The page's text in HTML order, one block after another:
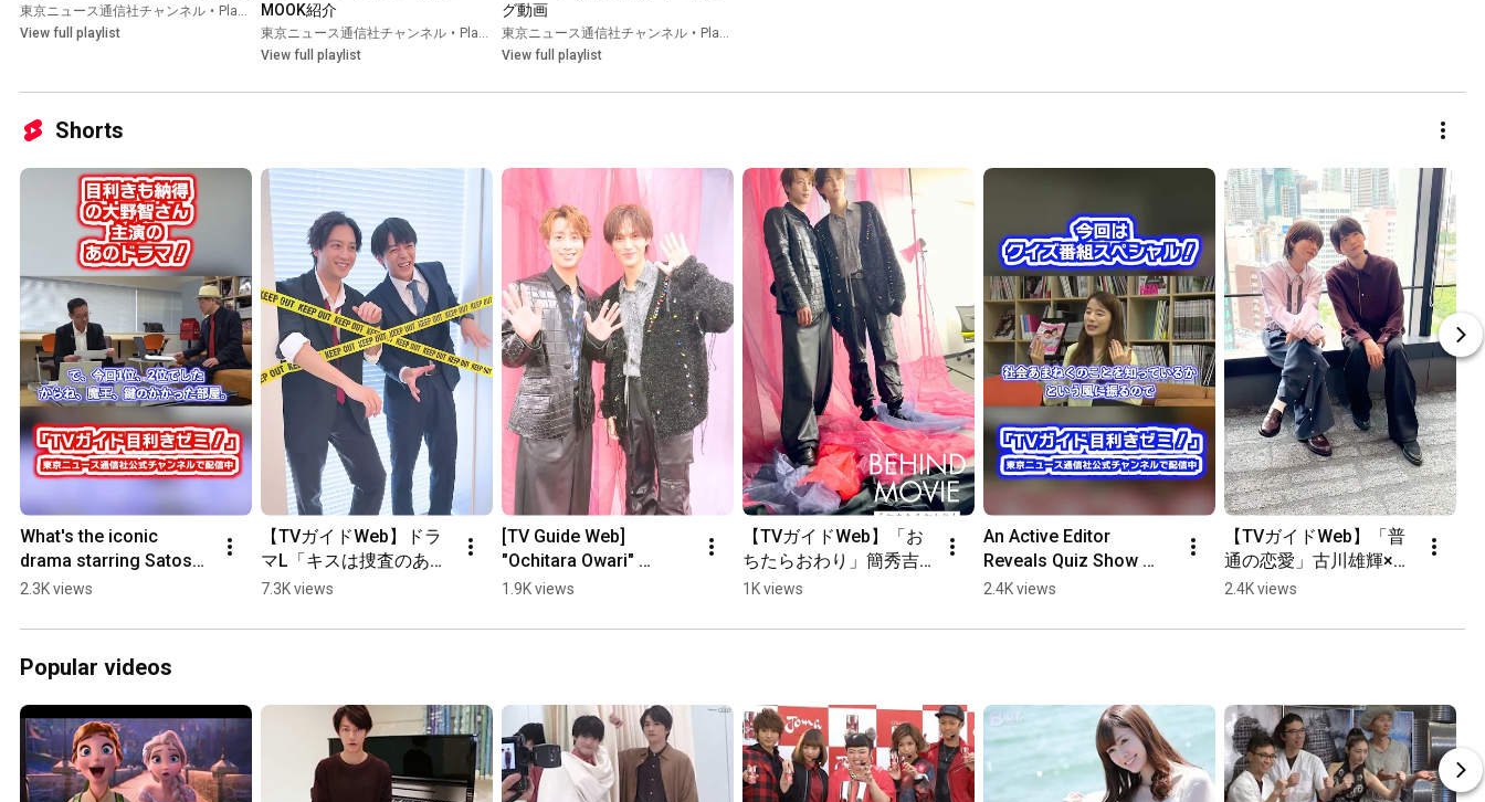
東京ニュース通信社チャンネル • Playlist
View full playlist
MOOK紹介
東京ニュース通信社チャンネル • Playlist
View full playlist
グ動画
東京ニュース通信社チャンネル • Playlist
View full playlist
Shorts
What's the iconic
drama starring Satoshi
Ohno that even the
#Arashi #TVGuide...
2.3K views
【TVガイドWeb】ドラ
マL「キスは捜査のあと
で」渡部秀＆齋藤璃
7.3K views
[TV Guide Web]
"Ochitara Owari"
Hideyoshi Kan × Kairi
Video
1.9K views
【TVガイドWeb】「お
ちたらおわり」簡秀吉×
清水海李 メイキング動
1K views
An Active Editor
Reveals Quiz Show
Question Strategy!
#TVGuideExpertSemina
2.4K views
【TVガイドWeb】「普
通の恋愛」古川雄輝×長
野凌大（原因は自分に
画
2.4K views
Popular videos